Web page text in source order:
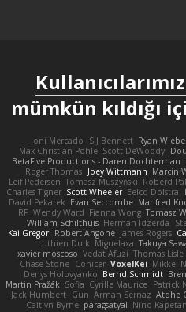
mümkün kıldığı
Joni Mercado S J Bennett Ryan Wiebe
Max Christian Pohle Scott DeWoody
BetaFive Productions - Daren Dochterman
Roger Thomas Joey Wittmann Marcin
Leif Pedersen Tomasz Muszyński Roberd
Charles Tigner Scott Wheeler Eelco Dolstra
David Pekarek Evan Seccombe Manfred
RF Wendy Ward Fianna Wong Tomasz
William Schilthuis Herman Idzerda
Kai Gregor Robert Angone James Rogers
Luthien Dulk Miguelaxa Takuya
xavier moscoso Vedat Afuzi Thomas Lisle
Chase Stone Conicer VoxelKei Mikkel
Denys Holovyanko Bernd Schmidt
Martin Pražák Sofia Cyrille Maurice Patrick
Jack Humbert Gun Arman Sernaz Atdhe
Caitlyn Byrne paragsatyal Nino